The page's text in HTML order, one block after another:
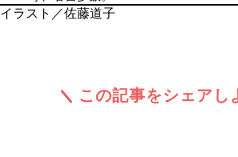
イラスト／佐藤道子
この記事をシェアし